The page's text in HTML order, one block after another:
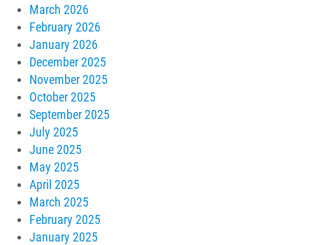
March 2026
February 2026
January 2026
December 2025
November 2025
October 2025
September 2025
July 2025
June 2025
May 2025
April 2025
March 2025
February 2025
January 2025